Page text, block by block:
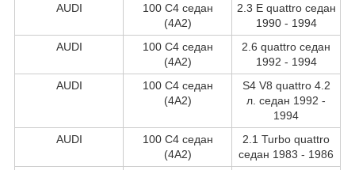
AUDI
100 C4 седан
(4A2)
2.3 E quattro седан
1990 - 1994
AUDI
100 C4 седан
(4A2)
2.6 quattro седан
1992 - 1994
AUDI
100 C4 седан
(4A2)
S4 V8 quattro 4.2
л. седан 1992 -
1994
AUDI
100 C4 седан
(4A2)
2.1 Turbo quattro
седан 1983 - 1986